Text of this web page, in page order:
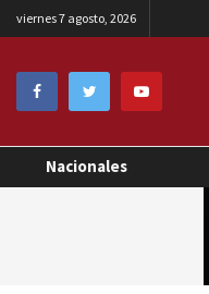
viernes 7 agosto, 2026
Nacionales